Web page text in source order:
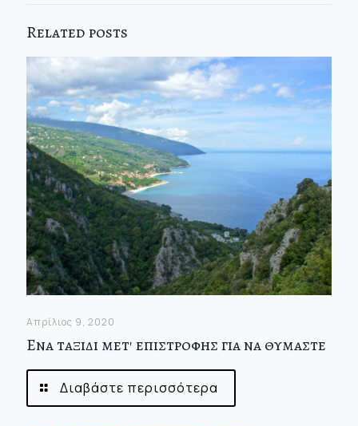
Related posts
Απρίλιος 9, 2020
Ενα ταξιδι μετ' επιστροφης για να θυμαστε
Διαβάστε περισσότερα